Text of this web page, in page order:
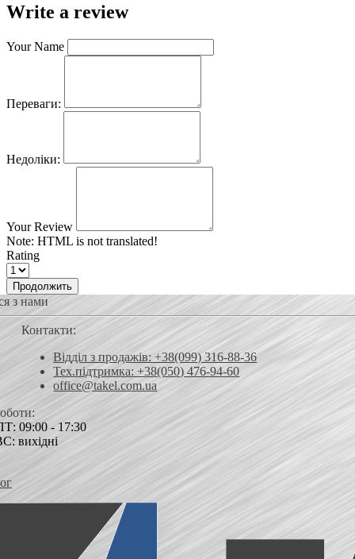
Write a review
Your Name
Переваги:
Недоліки:
Your Review
Note: HTML is not translated!
Rating
Продолжить
з нами
Контакти:
Відділ з продажів: +38(099) 316-88-36
Тех.підтримка: +38(050) 476-94-60
office@takel.com.ua
09:00 - 17:30
вихідні